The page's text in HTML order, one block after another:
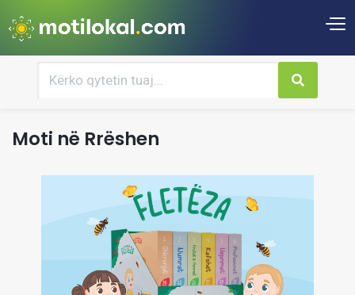
Moti në Rrëshen